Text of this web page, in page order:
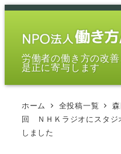
メ
労働者の働き方の改
是正に寄与します
ホーム 全投稿一覧
回 ＮＨＫラジオにスタジ
しました